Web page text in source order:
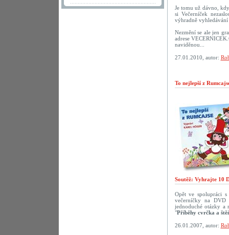
Je tomu už dávno,
si Večerníček
výhradně
Nezmění se ale jen
adrese
naviděnou...
27.01.2010, autor:
To nejlepší z
Soutěž: Vyhrajte 10
Opět ve spolupráci
večerníčky na
jednoduché otázky a
"Příběhy cvrčka a
26.01.2007, autor: